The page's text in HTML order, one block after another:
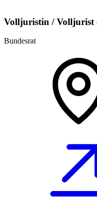
Volljuristin / Volljurist
Bundesrat